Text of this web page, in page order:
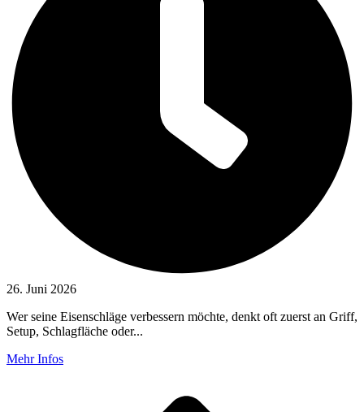
26. Juni 2026
Wer seine Eisenschläge verbessern möchte, denkt oft zuerst an Griff,
Setup, Schlagfläche oder...
Mehr Infos